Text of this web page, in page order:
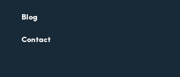
Blog
Contact